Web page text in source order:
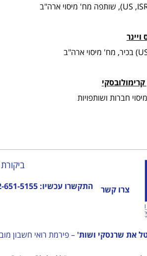
חברות ושותפויות
ביקורת
צרו קשר התקשרו עכשיו:651-5155
את שרנסקי ושות'